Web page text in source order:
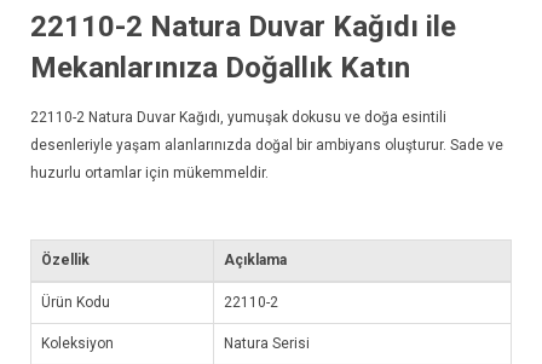
22110-2 Natura Duvar Kağıdı ile
Mekanlarınıza Doğallık Katın
22110-2 Natura Duvar Kağıdı , yumuşak dokusu ve doğa esintili
desenleriyle yaşam alanlarınızda doğal bir ambiyans oluşturur. Sade ve
huzurlu ortamlar için mükemmeldir.
Özellik Açıklama
Ürün Kodu 22110-2
Koleksiyon Natura Serisi